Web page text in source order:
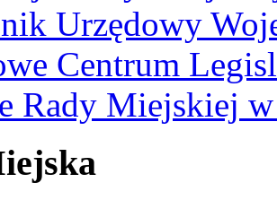
Urzędowy
Centrum
Rady Miejskiej w